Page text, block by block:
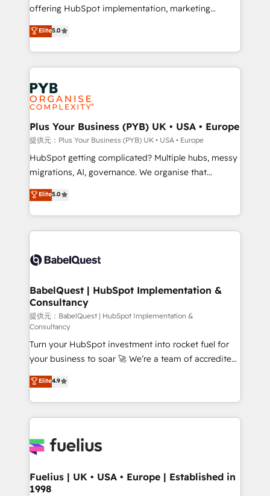
adoption assurance. Our tried and tested Roadmap
methodology will ensure that you receive the best
deployment experience possible. Whether you are
new to HubSpot or seeking to turn around a poor
install, our team have the change management
expertise to deliver the solutions you need.
offering HubSpot implementation, marketing
automation, CRM and RevOps consulting, data
architecture, sales enablement, lifecycle automation,
lead scoring and revenue reporting. HubSpot,
Salesforce and integrated enterprise stacks. Digital
Marketing, Answer Engine Optimisation, and
Generative Engine Optimisation (AI Search),
HubSpot Content Hub, WordPress development,
B2B SEO, paid media, and content. We work with
enterprise and growth-led companies across
technology, professional services, financial services
and industrial sectors. Offices in Johannesburg, Cape
implementations delivered. AI visibility coverage
across ChatGPT, Claude, Perplexity, Gemini and
Innovation HubSpot Impact Award - Platform
Migration Excellence HubSpot Impact Award -
professionals.
Elite5.0
Plus Your Business (PYB) UK • USA • Europe
提供元：Plus Your Business (PYB) UK • USA • Europe
HubSpot getting complicated? Multiple hubs, messy
migrations, AI, governance. We organise that
complexity, so your team can put HubSpot to work...
Welcome to our Profile! We help with: • CRM
implementation, reports, workflows, and team
training • CRM migration from Salesforce, Pipedrive,
custom API integrations with ERP (and other
operations A little about us: • Boutique 'Elite' team of
12 • 150+ clients across Sales Hub, Marketing Hub,
Service Hub, Data Hub and CMS • ISO/IEC
27001:2022, ISO 9001:2015, and ISO 42001:2023
certified - the AI management standard • GuardHub:
our AI governance framework, built on ISO 42001
Ready for the next step? Click the 👈 '𝗖𝗼𝗻𝘁𝗮𝗰𝘁
𝗯𝘂𝘀𝗶𝗻𝗲𝘀𝘀' button to get in touch (𝘸𝘦'𝘳𝘦 𝘴𝘶𝘱𝘦𝘳
𝘳𝘦𝘴𝘱𝘰𝘯𝘴𝘪𝘷𝘦)
Elite5.0
BabelQuest | HubSpot Implementation &
Consultancy
提供元：BabelQuest | HubSpot Implementation &
Consultancy
Turn your HubSpot investment into rocket fuel for
your business to soar 🚀 We’re a team of accredited
HubSpot experts ready to help you. We can
implement the platform into complex business
environments, optimise what you've got and make
sure you can actually use it, build your website in
for you and execute it on HubSpot. We are on the
framework, meaning we've been accredited by
HubSpot and vetted by the CCS, which means we
Elite4.9
Fuelius | UK • USA • Europe | Established in
1998